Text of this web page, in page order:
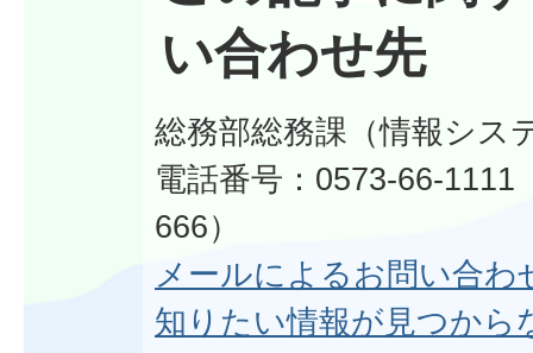
い合わせ先
総務部総務課（情報シス
電話番号：0573-66-1111
666）
メールによるお問い合わ
知りたい情報が見つから